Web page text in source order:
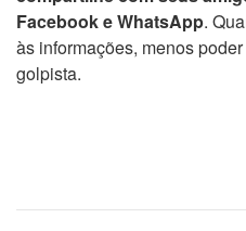
Facebook e WhatsApp.
às informações, menos
golpista.